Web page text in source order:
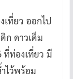
ที่ยว ออกไป
ก ดาวเต็ม
ท่องเที่ยว มี
ไว้พร้อม